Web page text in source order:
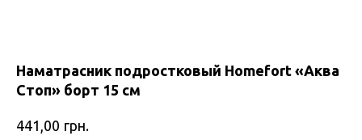
Наматрасник подростковый Homefort «Аква
Стоп» борт 15 см
441,00 грн.